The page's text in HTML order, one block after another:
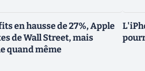
en hausse de 27%, Apple
de Wall Street, mais
quand même